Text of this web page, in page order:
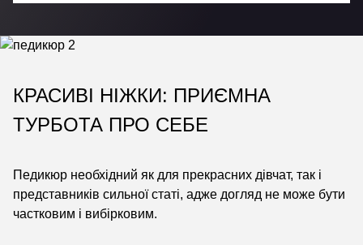
КРАСИВІ НІЖКИ: ПРИЄМНА
ТУРБОТА ПРО СЕБЕ
Педикюр необхідний як для прекрасних дівчат, так і
представників сильної статі, адже догляд не може бути
частковим і вибірковим.